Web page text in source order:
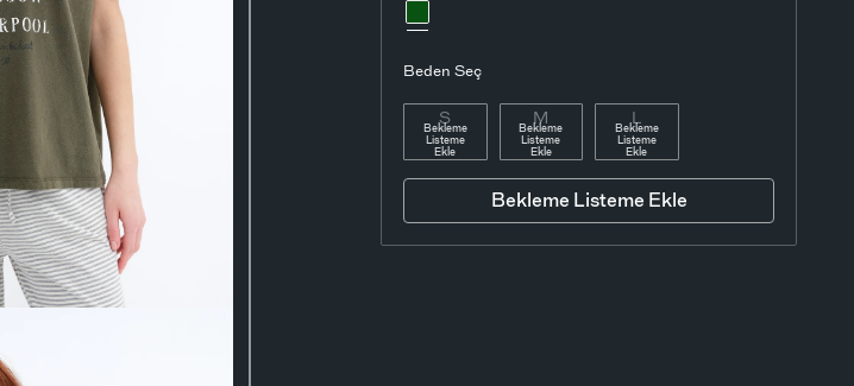
Beden Seç
S
Bekleme
Listeme
Ekle
M
Bekleme
Listeme
Ekle
L
Bekleme
Listeme
Ekle
Bekleme Listeme Ekle